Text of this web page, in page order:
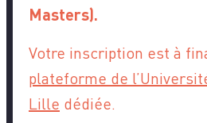
Masters).
Votre inscription est à
plateforme de
Lille dédiée.